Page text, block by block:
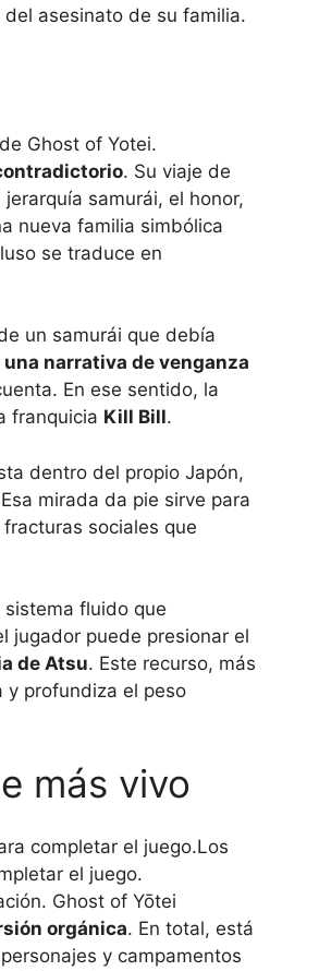
asesinato de su familia.
Ghost of Yotei.
. Su viaje de
samurái, el honor,
nueva familia simbólica
se traduce en
un samurái que debía
narrativa de venganza
En ese sentido, la
franquicia Kill Bill.
dentro del propio Japón,
mirada da pie sirve para
sociales que
sistema fluido que
jugador puede presionar el
de Atsu. Este recurso, más
y profundiza el peso
más vivo
Los
el juego.
Ghost of Yōtei
orgánica. En total, está
y campamentos